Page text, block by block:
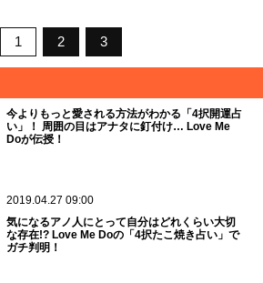
1 2 3
今よりもっと愛される方法がわかる「4択開運占
い」！ 周囲の目はアナタに釘付け… Love Me
Doが伝授！
2019.04.27 09:00
気になるアノ人にとって自分はどれくらい大切
な存在!? Love Me Doの「4択たこ焼き占い」で
ガチ判明！